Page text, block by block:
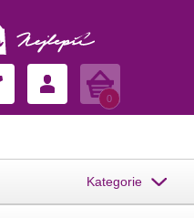
Košík
0
Kategorie